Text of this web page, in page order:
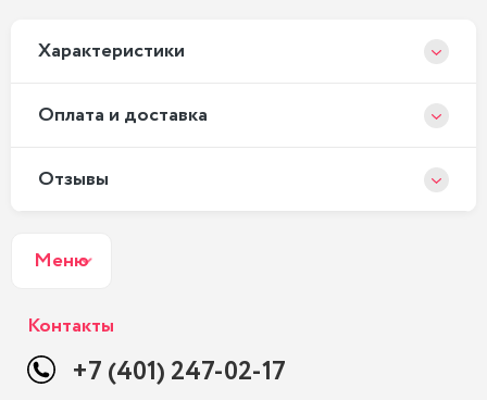
Xарактеристики
Оплата и доставка
Отзывы
Меню
Контакты
+7 (401) 247-02-17